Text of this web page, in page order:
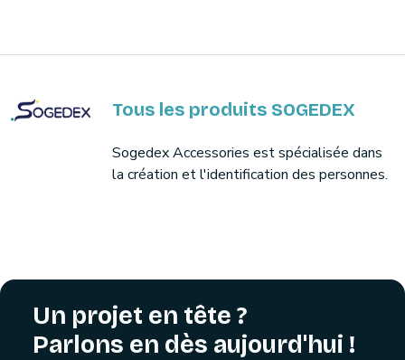
Tous les produits SOGEDEX
Sogedex Accessories est spécialisée dans
la création et l'identification des personnes.
Un projet en tête ?
Parlons en dès aujourd'hui !